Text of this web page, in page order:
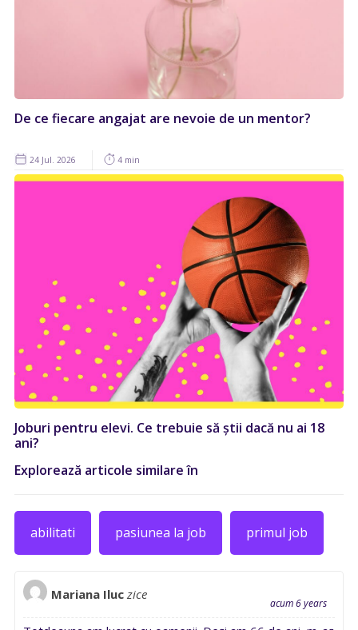
De ce fiecare angajat are nevoie de un mentor?
24 Jul. 2026 4 min
Joburi pentru elevi. Ce trebuie să știi dacă nu ai 18
ani?
Explorează articole similare în
abilitati pasiunea la job primul job
Mariana Iluc zice
acum 6 years